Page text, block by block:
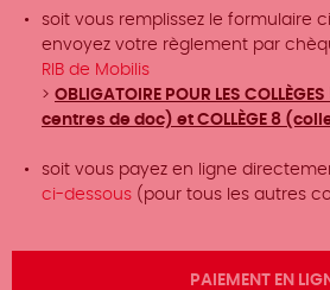
soit vous remplissez le formulaire
envoyez votre règlement par
RIB de Mobilis
> OBLIGATOIRE POUR LES
centres de doc) et COLLÈGE 8
soit vous payez en ligne
ci-dessous (pour tous les autres
PAIEMENT EN